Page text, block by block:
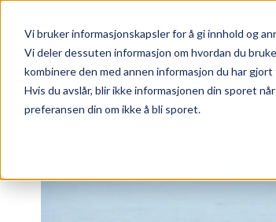
Vi bruker informasjonskapsler for å gi innhold og
Vi deler dessuten informasjon om hvordan du
kombinere den med annen informasjon du har
Hvis du avslår, blir ikke informasjonen din sporet
preferansen din om ikke å bli sporet.
Medlemsfordeler Boretunet
Logg inn
Bli medlem